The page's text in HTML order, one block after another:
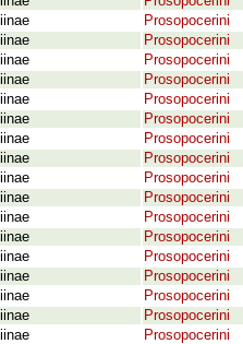
Prosopocerini
Prosopocerini
Prosopocerini
Prosopocerini
Prosopocerini
Prosopocerini
Prosopocerini
Prosopocerini
Prosopocerini
Prosopocerini
Prosopocerini
Prosopocerini
Prosopocerini
Prosopocerini
Prosopocerini
Prosopocerini
Prosopocerini